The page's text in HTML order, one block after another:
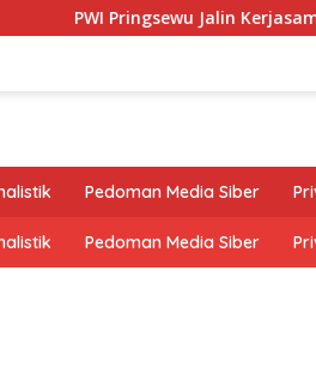
Pringsewu Jalin Kerjasama Dengan
Pedoman Media Siber
Pedoman Media Siber